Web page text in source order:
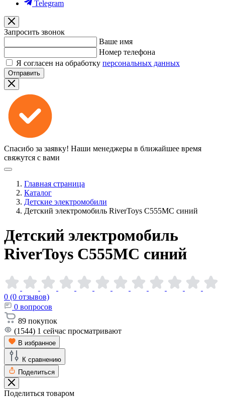
Telegram
Запросить звонок
Ваше имя
Номер телефона
Я согласен на обработку персональных данных
Отправить
Спасибо за заявку! Наши менеджеры в ближайшее время
свяжутся с вами
Главная страница
Каталог
Детские электромобили
Детский электромобиль RiverToys C555MC синий
Детский электромобиль
RiverToys C555MC синий
0 (0 отзывов)
0 вопросов
89 покупок
(1544) 1 сейчас просматривают
В избранное
К сравнению
Поделиться
Поделиться товаром